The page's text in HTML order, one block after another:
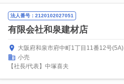
法人番号：2120102027051
有限会社和泉建材店
大阪府和泉市府中町1丁目11番12号(5A)
小売
【社長/代表】中塚喜夫